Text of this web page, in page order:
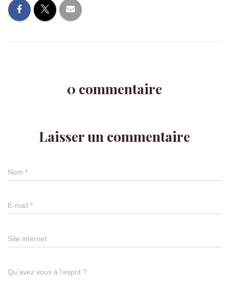
0 commentaire
Laisser un commentaire
Nom *
E-mail *
Site internet
Qu’avez vous à l’esprit ?